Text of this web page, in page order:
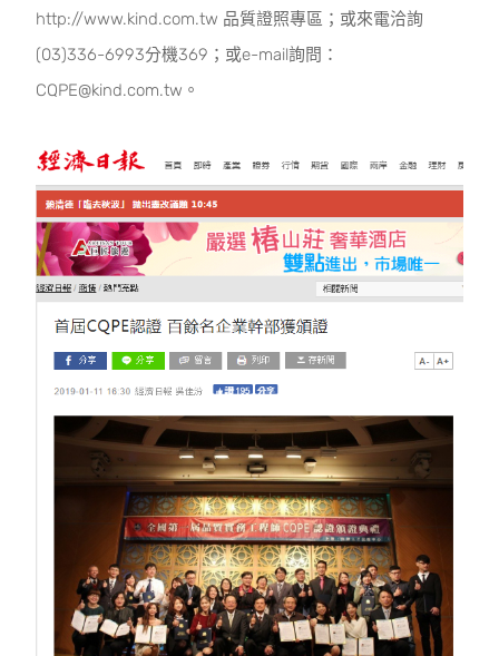
http://www.kind.com.tw 品質證照專區；或來電洽詢
(03)336-6993分機369；或e-mail詢問：
CQPE@kind.com.tw。